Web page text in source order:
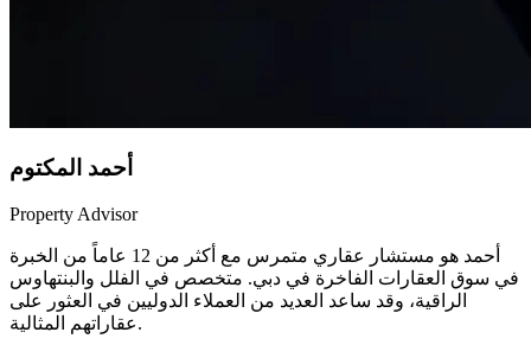
أحمد المكتوم
Property Advisor
أحمد هو مستشار عقاري متمرس مع أكثر من 12 عاماً من الخبرة
في سوق العقارات الفاخرة في دبي. متخصص في الفلل والبنتهاوس
الراقية، وقد ساعد العديد من العملاء الدوليين في العثور على
عقاراتهم المثالية.